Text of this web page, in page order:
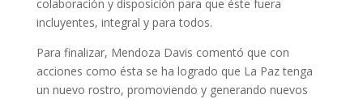
colaboración y disposición para que éste fuera
incluyentes, integral y para todos.
Para finalizar, Mendoza Davis comentó que con
acciones como ésta se ha logrado que La Paz tenga
un nuevo rostro, promoviendo y generando nuevos